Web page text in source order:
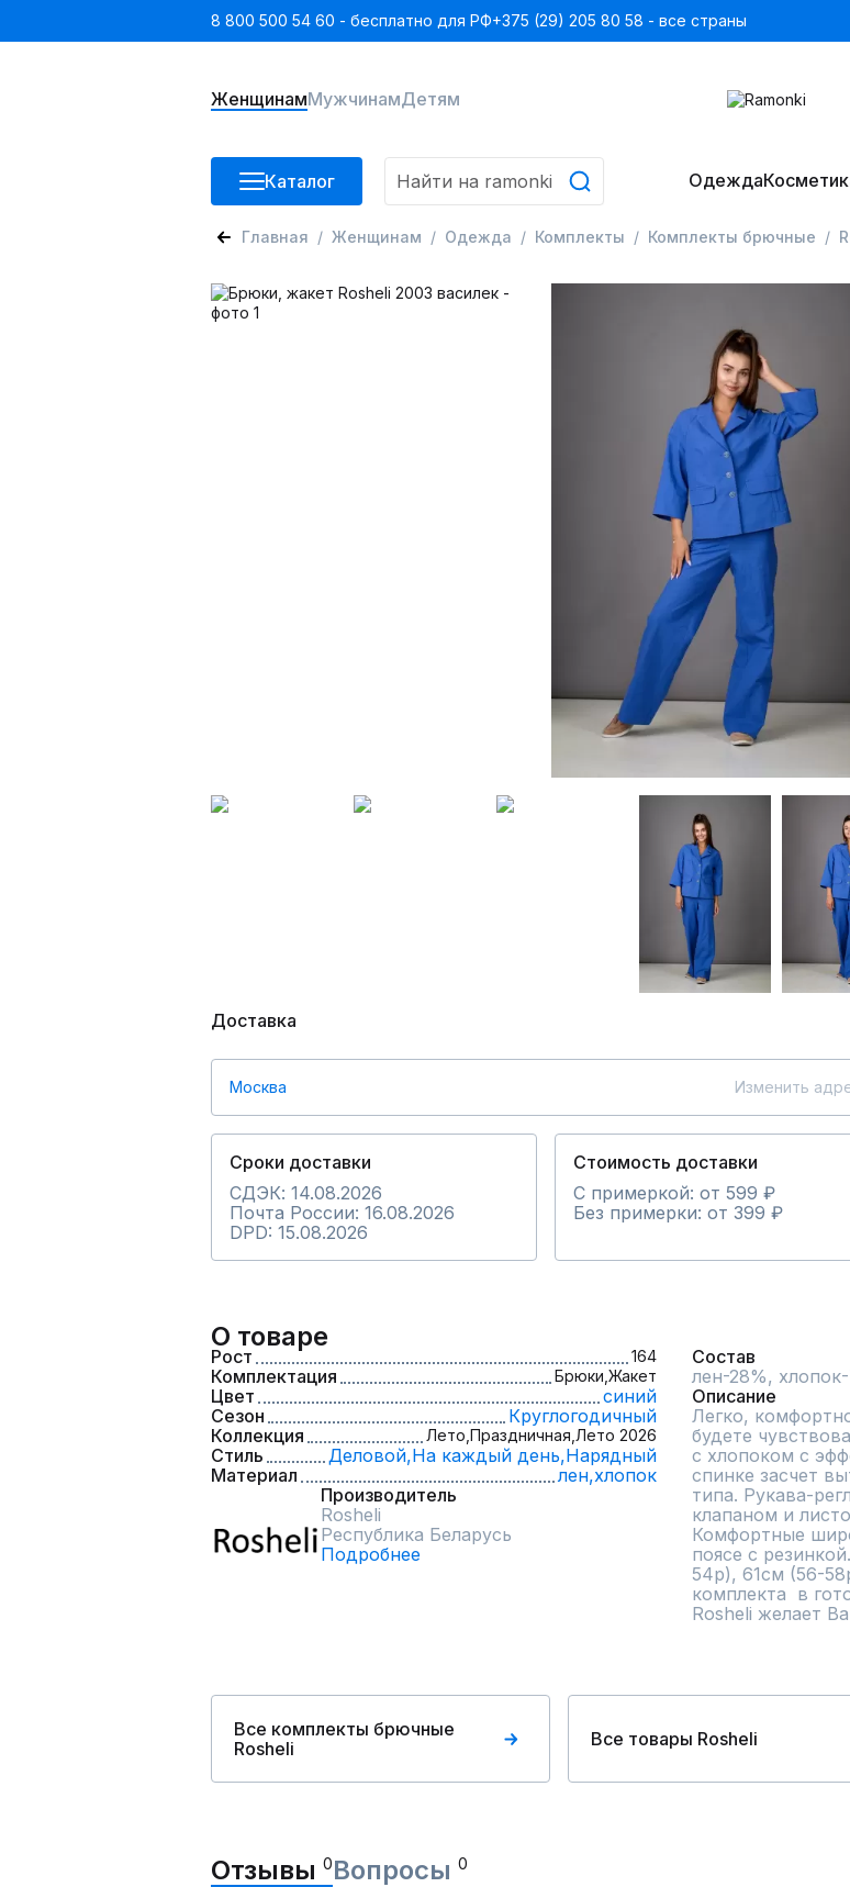
8 800 500 54 60 - бесплатно для РФ+375 (29) 205 80 58 - все страны
ЖенщинамМужчинамДетям
Каталог Одежда
Главная Женщинам Одежда Комплекты Комплекты брючные
Доставка
Москва Изменить
Сроки доставки
СДЭК: 14.08.2026
Почта России: 16.08.2026
DPD: 15.08.2026
Стоимость доставки
С примеркой: от 599 ₽
Без примерки: от 399 ₽
О товаре
Рост 164
Комплектация Брюки, Жакет
Цвет
синий
Сезон
Круглогодичный
Коллекция
Лето, Праздничная, Лето 2026
Стиль Деловой,На каждый день,Нарядный
Материал
лен,хлопок
Производитель
Rosheli
Республика Беларусь
Подробнее
Состав
лен-28%,
Описание
Легко,
будете
с хлопоком с
спинке засчет
типа. Рукава-
клапаном и
Комфортные
поясе с
54р), 61см (56-
комплекта  в
Rosheli желает
Все комплекты брючные
Rosheli
Все товары Rosheli
Отзывы 0Вопросы 0